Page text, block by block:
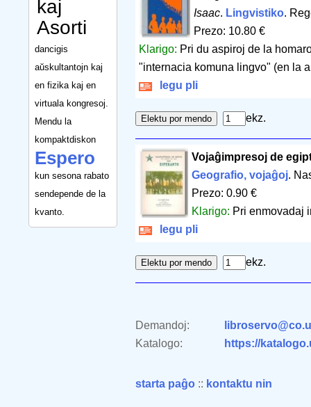
kaj
Asorti
dancigis
aŭskultantojn kaj
en fizika kaj en
virtuala kongresoj.
Mendu la
kompaktdiskon
Espero
kun sesona rabato
sendepende de la
kvanto.
Isaac. Lingvistiko.
Prezo: 10.80 €
Klarigo: Pri du aspiroj de la
"internacia komuna lingvo" (en la
legu pli
ekz.
Vojaĝimpresoj de
Geografio, vojaĝoj.
Prezo: 0.90 €
Klarigo: Pri enmovadaj
legu pli
ekz.
Demandoj:
Katalogo:
https://
starta paĝo :: kontaktu nin